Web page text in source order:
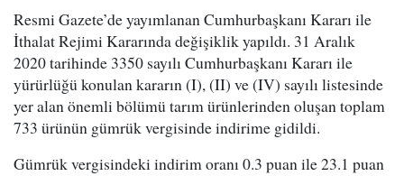
Resmi Gazete’de yayımlanan Cumhurbaşkanı Kararı ile
İthalat Rejimi Kararında değişiklik yapıldı. 31 Aralık
2020 tarihinde 3350 sayılı Cumhurbaşkanı Kararı ile
yürürlüğü konulan kararın (I), (II) ve (IV) sayılı listesinde
yer alan önemli bölümü tarım ürünlerinden oluşan toplam
733 ürünün gümrük vergisinde indirime gidildi.
Gümrük vergisindeki indirim oranı 0.3 puan ile 23.1 puan